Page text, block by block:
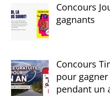
Concours
gagnants
Concours
pour
pendant un